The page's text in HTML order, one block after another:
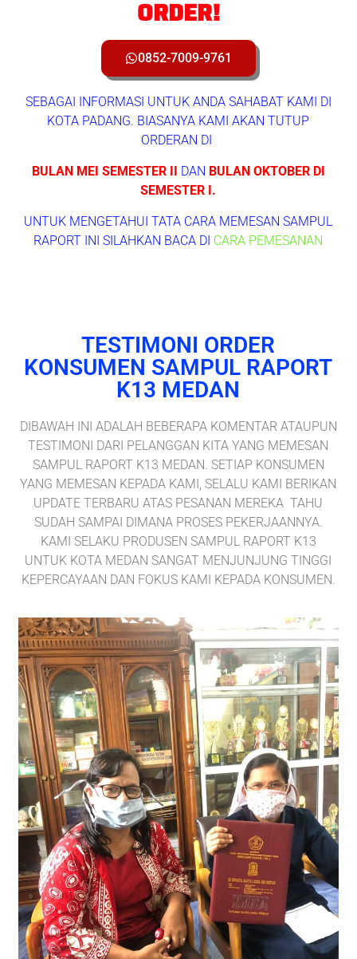
ORDER!
0852-7009-9761
SEBAGAI INFORMASI UNTUK ANDA SAHABAT KAMI DI
KOTA PADANG. BIASANYA KAMI AKAN TUTUP
ORDERAN DI
BULAN MEI SEMESTER II DAN BULAN OKTOBER DI
SEMESTER I.
UNTUK MENGETAHUI TATA CARA MEMESAN SAMPUL
RAPORT INI SILAHKAN BACA DI CARA PEMESANAN
TESTIMONI ORDER
KONSUMEN SAMPUL RAPORT
K13 MEDAN
DIBAWAH INI ADALAH BEBERAPA KOMENTAR ATAUPUN
TESTIMONI DARI PELANGGAN KITA YANG MEMESAN
SAMPUL RAPORT K13 MEDAN. SETIAP KONSUMEN
YANG MEMESAN KEPADA KAMI, SELALU KAMI BERIKAN
UPDATE TERBARU ATAS PESANAN MEREKA TAHU
SUDAH SAMPAI DIMANA PROSES PEKERJAANNYA.
KAMI SELAKU PRODUSEN SAMPUL RAPORT K13
UNTUK KOTA MEDAN SANGAT MENJUNJUNG TINGGI
KEPERCAYAAN DAN FOKUS KAMI KEPADA KONSUMEN.